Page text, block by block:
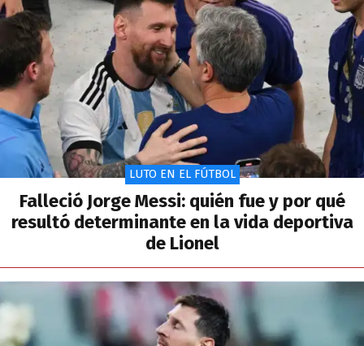
LUTO EN EL FÚTBOL
Falleció Jorge Messi: quién fue y por qué
resultó determinante en la vida deportiva
de Lionel